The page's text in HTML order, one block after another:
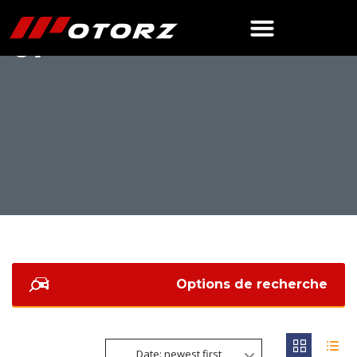
07
Options de recherche
Date: newest first